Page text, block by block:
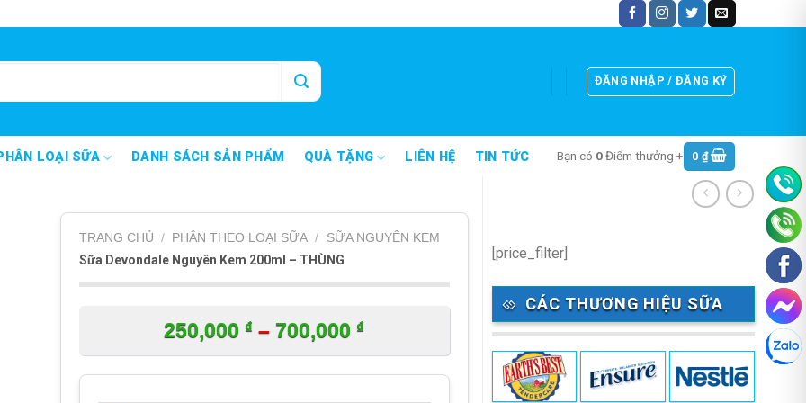
ĐĂNG NHẬP / ĐĂNG KÝ
LOẠI SỮA DANH SÁCH SẢN PHẨM QUÀ TẶNG LIÊN HỆ TIN TỨC Bạn có 0Điểm thưởng + 0 ₫
[price_filter]
CÁC THƯƠNG HIỆU SỮA
TRANG CHỦ / PHÂN THEO LOẠI SỮA / SỮA NGUYÊN KEM
Sữa Devondale Nguyên Kem 200ml – THÙNG
250,000 ₫ – 700,000 ₫
giá: